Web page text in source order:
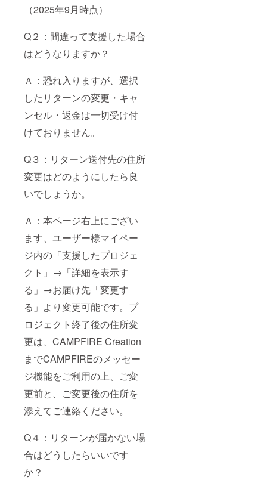
（2025年9月時点）
Q２：間違って支援した場合
はどうなりますか？
Ａ：恐れ入りますが、選択
したリターンの変更・キャ
ンセル・返金は一切受け付
けておりません。
Q３：リターン送付先の住所
変更はどのようにしたら良
いでしょうか。
Ａ：本ページ右上にござい
ます、ユーザー様マイペー
ジ内の「支援したプロジェ
クト」→「詳細を表示す
る」→お届け先「変更す
る」より変更可能です。プ
ロジェクト終了後の住所変
更は、CAMPFIRE Creation
までCAMPFIREのメッセー
ジ機能をご利用の上、ご変
更前と、ご変更後の住所を
添えてご連絡ください。
Q４：リターンが届かない場
合はどうしたらいいです
か？